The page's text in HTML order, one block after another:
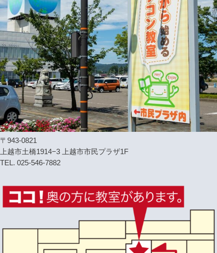
〒943-0821
上越市土橋1914−3 上越市市民プラザ1F
TEL. 025-546-7882